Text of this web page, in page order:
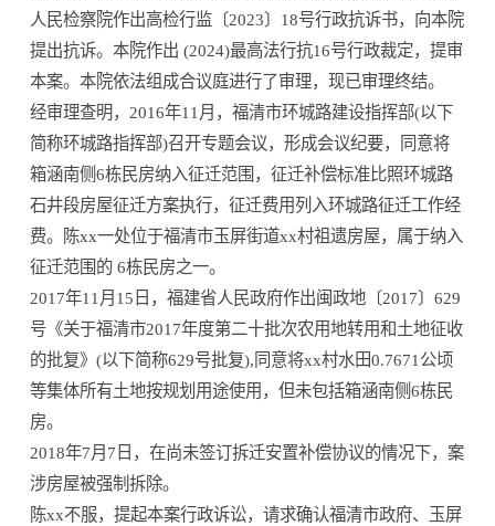
人民检察院作出高检行监〔2023〕18号行政抗诉书，向本院
提出抗诉。本院作出 (2024)最高法行抗16号行政裁定，提审
本案。本院依法组成合议庭进行了审理，现已审理终结。
经审理查明，2016年11月，福清市环城路建设指挥部(以下
简称环城路指挥部)召开专题会议，形成会议纪要，同意将
箱涵南侧6栋民房纳入征迁范围，征迁补偿标准比照环城路
石井段房屋征迁方案执行，征迁费用列入环城路征迁工作经
费。陈xx一处位于福清市玉屏街道xx村祖遗房屋，属于纳入
征迁范围的 6栋民房之一。
2017年11月15日，福建省人民政府作出闽政地〔2017〕629
号《关于福清市2017年度第二十批次农用地转用和土地征收
的批复》(以下简称629号批复),同意将xx村水田0.7671公顷
等集体所有土地按规划用途使用，但未包括箱涵南侧6栋民
房。
2018年7月7日，在尚未签订拆迁安置补偿协议的情况下，案
涉房屋被强制拆除。
陈xx不服，提起本案行政诉讼，请求确认福清市政府、玉屏